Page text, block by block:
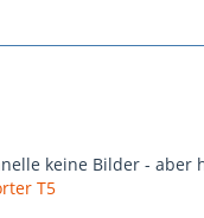
keine Bilder - aber
T5